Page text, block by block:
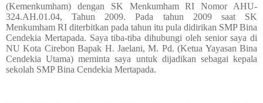
(Kemenkumham) dengan SK Menkumham RI Nomor AHU-
324.AH.01.04, Tahun 2009. Pada tahun 2009 saat SK
Menkumham RI diterbitkan pada tahun itu pula didirikan SMP Bina
Cendekia Mertapada. Saya tiba-tiba dihubungi oleh senior saya di
NU Kota Cirebon Bapak H. Jaelani, M. Pd. (Ketua Yayasan Bina
Cendekia Utama) meminta saya untuk dijadikan sebagai kepala
sekolah SMP Bina Cendekia Mertapada.